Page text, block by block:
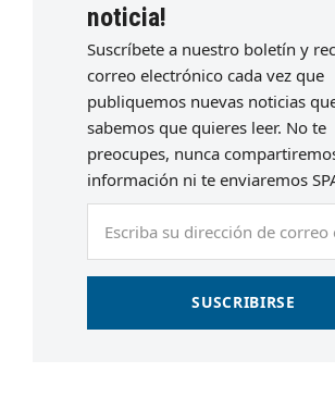
noticia!
Suscríbete a nuestro boletín y
correo electrónico cada vez que
publiquemos nuevas noticias
sabemos que quieres leer. No te
preocupes, nunca
información ni te enviaremos
SUSCRIBIRSE